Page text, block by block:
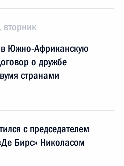
вторник
в Южно-Африканскую
о дружбе
странами
с председателем
Бирс» Николасом